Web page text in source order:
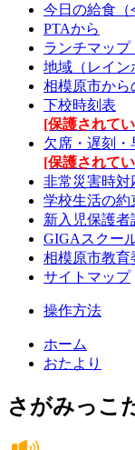
今日の給食（
PTAから
ランチマップ
地域（レイン
相模原市から
下校時刻表
[保護されて
欠席・遅刻・
[保護されて
非常災害時対
学校生活の約
新入児保護者
GIGAスクー
相模原市教育
サイトマップ
操作方法
ホーム
おたより
さがみっこ